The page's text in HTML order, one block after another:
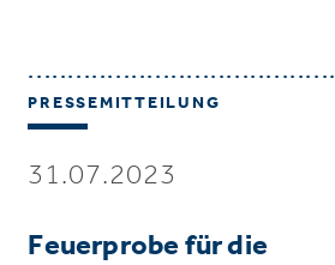
PRESSEMITTEILUNG
31.07.2023
Feuerprobe für die